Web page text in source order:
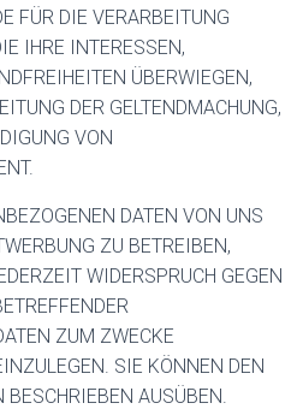
FÜR DIE VERARBEITUNG
IHRE INTERESSEN,
ÜBERWIEGEN,
DER GELTENDMACHUNG,
VON
DATEN VON UNS
ZU BETREIBEN,
WIDERSPRUCH GEGEN
ZUM ZWECKE
SIE KÖNNEN DEN
BESCHRIEBEN AUSÜBEN.